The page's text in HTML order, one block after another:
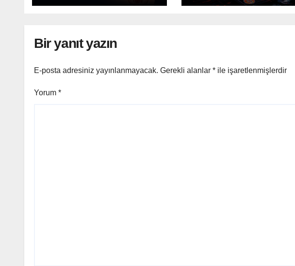
Topladı
Bir yanıt yazın
E-posta adresiniz yayınlanmayacak. Gerekli alanlar * ile işaretlenmişlerdir
Yorum *